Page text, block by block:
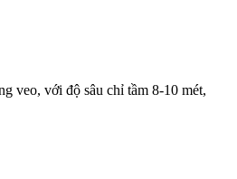
veo, với độ sâu chỉ tầm 8-10 mét,